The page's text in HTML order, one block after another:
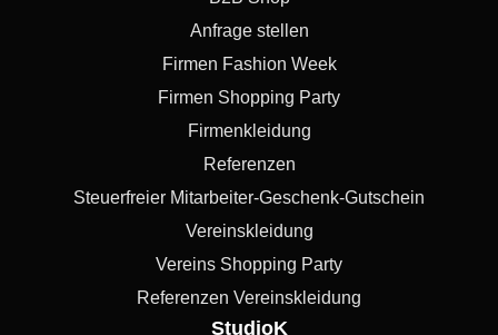
Anfrage stellen
Firmen Fashion Week
Firmen Shopping Party
Firmenkleidung
Referenzen
Steuerfreier Mitarbeiter-Geschenk-Gutschein
Vereinskleidung
Vereins Shopping Party
Referenzen Vereinskleidung
StudioK